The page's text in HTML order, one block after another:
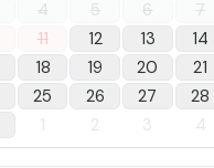
4 5 6 7
11 12 13 14
18 19 20 21
25 26 27 28
1 2 3 4